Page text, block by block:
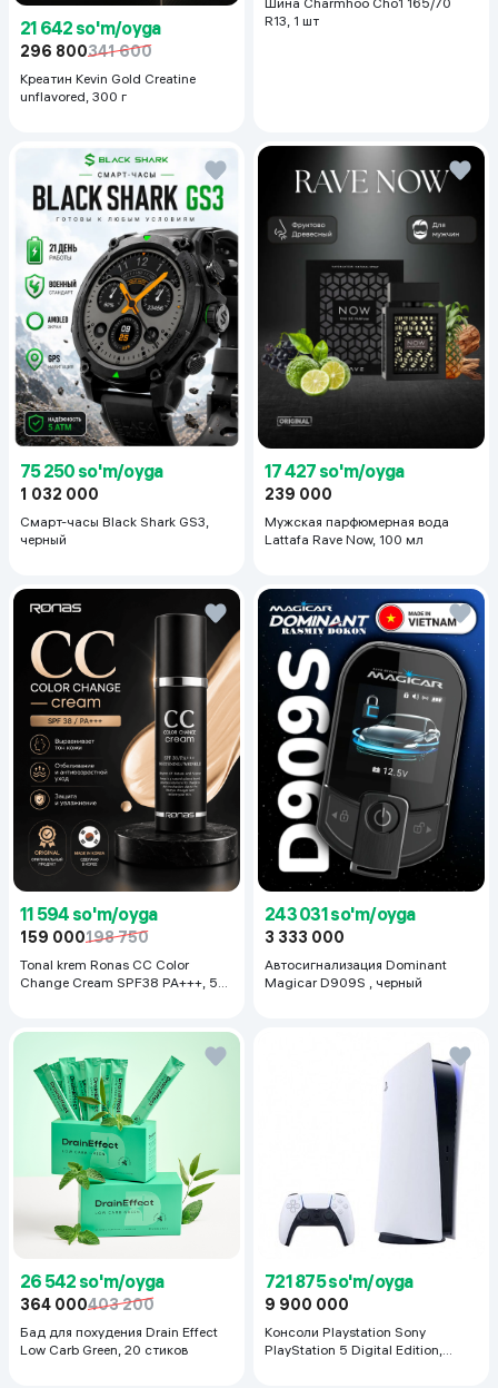
21 642 so'm/oyga
296 800341 600
Креатин Kevin Gold Creatine
unflavored, 300 г
R13, 1 шт
75 250 so'm/oyga
1 032 000
Смарт-часы Black Shark GS3,
черный
17 427 so'm/oyga
239 000
Мужская парфюмерная вода
Lattafa Rave Now, 100 мл
11 594 so'm/oyga
159 000198 750
Tonal krem Ronas CC Color
Change Cream SPF38 PA+++, 50
243 031 so'm/oyga
3 333 000
Автосигнализация Dominant
Magicar D909S , черный
26 542 so'm/oyga
364 000403 200
Бад для похудения Drain Effect
Low Carb Green, 20 стиков
721 875 so'm/oyga
9 900 000
Консоли Playstation Sony
PlayStation 5 Digital Edition,